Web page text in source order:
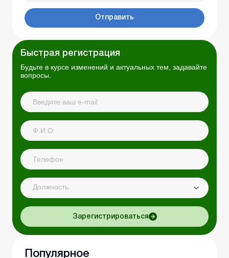
Отправить
Быстрая регистрация
Будьте в курсе изменений и актуальных тем, задавайте
вопросы.
Должность
Зарегистрироваться
Популярное